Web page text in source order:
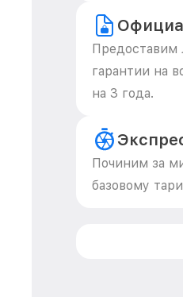
Предоставим
гарантии на
на 3 года.
Починим за
базовому